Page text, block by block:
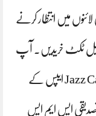
میں انتظار کرنے
ٹکٹ خریدیں۔ آپ
کو ٹکٹ کی رقم آن لائن EssayPaisa اور Jazz Cash ایپس کے
ایس ایم ایس